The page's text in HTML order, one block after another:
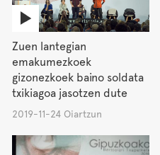
Zuen lantegian
emakumezkoek
gizonezkoek baino soldata
txikiagoa jasotzen dute
2019-11-24 Oiartzun